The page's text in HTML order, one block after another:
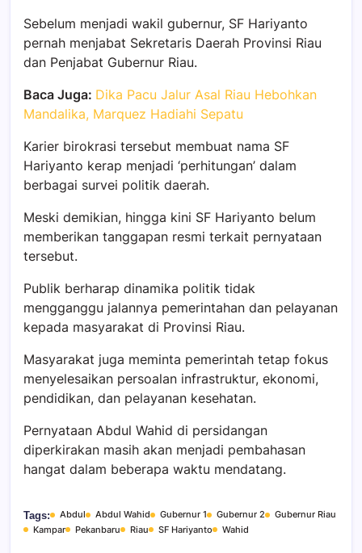
Sebelum menjadi wakil gubernur, SF Hariyanto
pernah menjabat Sekretaris Daerah Provinsi Riau
dan Penjabat Gubernur Riau.
Baca Juga: Dika Pacu Jalur Asal Riau Hebohkan
Mandalika, Marquez Hadiahi Sepatu
Karier birokrasi tersebut membuat nama SF
Hariyanto kerap menjadi ‘perhitungan’ dalam
berbagai survei politik daerah.
Meski demikian, hingga kini SF Hariyanto belum
memberikan tanggapan resmi terkait pernyataan
tersebut.
Publik berharap dinamika politik tidak
mengganggu jalannya pemerintahan dan pelayanan
kepada masyarakat di Provinsi Riau.
Masyarakat juga meminta pemerintah tetap fokus
menyelesaikan persoalan infrastruktur, ekonomi,
pendidikan, dan pelayanan kesehatan.
Pernyataan Abdul Wahid di persidangan
diperkirakan masih akan menjadi pembahasan
hangat dalam beberapa waktu mendatang.
Tags: Abdul Abdul Wahid Gubernur 1 Gubernur 2
Gubernur Riau
Kampar
Pekanbaru Riau SF Hariyanto Wahid